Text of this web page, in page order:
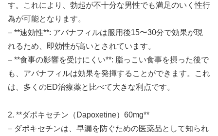
す。これにより、勃起が不十分な男性でも満足のいく性行
為が可能となります。
– **速効性**: アバナフィルは服用後15〜30分で効果が現
れるため、即効性が高いとされています。
– **食事の影響を受けにくい**: 脂っこい食事を摂った後で
も、アバナフィルは効果を発揮することができます。これ
は、多くのED治療薬と比べて大きな利点です。
2. **ダポキセチン（Dapoxetine）60mg**
– ダポキセチンは、早漏を防ぐための医薬品として知られ